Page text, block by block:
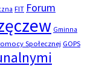
FIT Forum
Gminna
Społecznej GOPS